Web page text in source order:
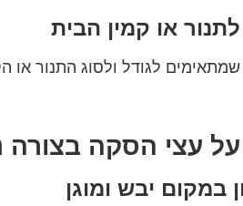
או קמין הבית
לגודל ולסוג התנור או
עצי הסקה בצורה
במקום יבש ומוגן